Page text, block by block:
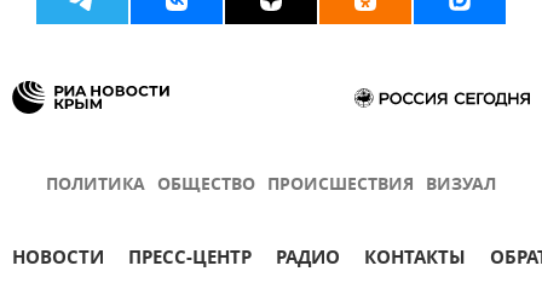
ПОЛИТИКА ОБЩЕСТВО ПРОИСШЕСТВИЯ ВИЗУАЛ
НОВОСТИ ПРЕСС-ЦЕНТР РАДИО КОНТАКТЫ